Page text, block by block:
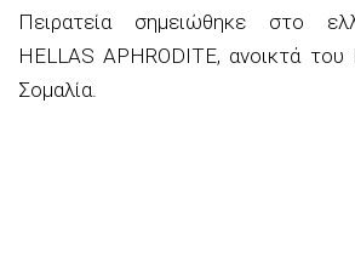
Πειρατεία σημειώθηκε στο
HELLAS APHRODITE, ανοικτά
Σομαλία.